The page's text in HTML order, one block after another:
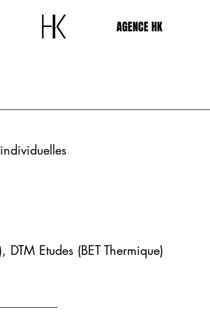
- AGENCE HK
Etudes (BET Thermique)